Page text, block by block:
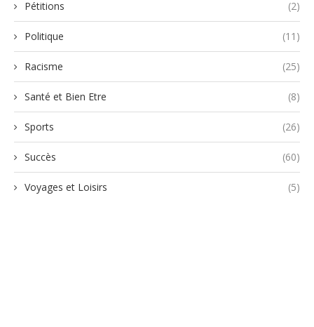
Pétitions (2)
Politique (11)
Racisme (25)
Santé et Bien Etre (8)
Sports (26)
Succès (60)
Voyages et Loisirs (5)